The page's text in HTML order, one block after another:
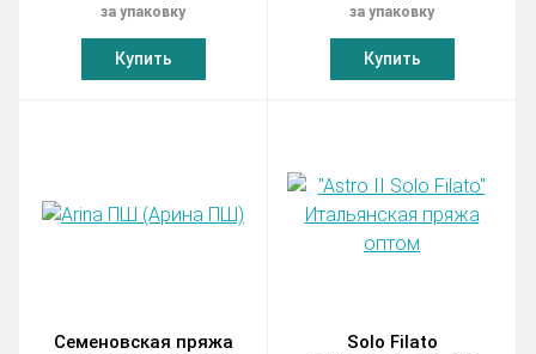
за упаковку
Купить
за упаковку
Купить
Семеновская пряжа Solo Filato